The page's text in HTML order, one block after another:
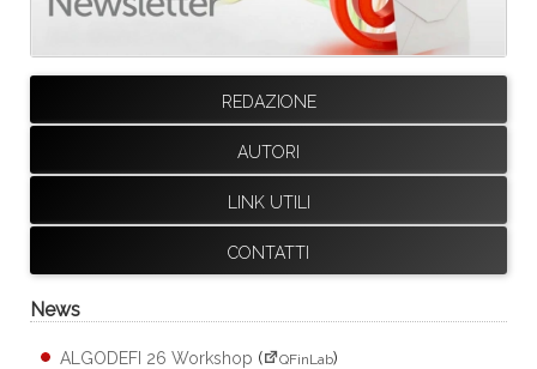
REDAZIONE
AUTORI
LINK UTILI
CONTATTI
News
ALGODEFI 26 Workshop ( QFinLab)